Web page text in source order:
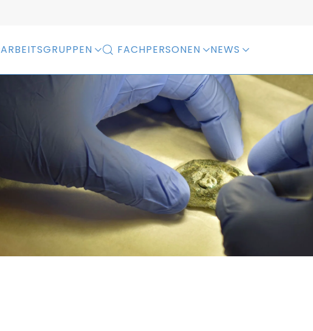
ARBEITSGRUPPEN FACHPERSONEN NEWS